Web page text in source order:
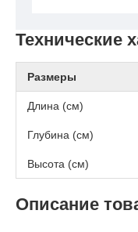
Технические
Размеры
Длина (см)
Глубина (см)
Высота (см)
Описание